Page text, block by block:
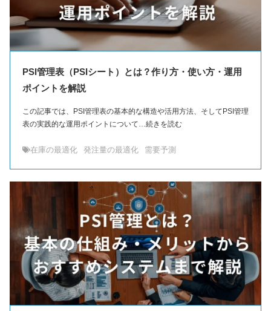
PSI管理表（PSIシート）とは？作り方・使い方・運用
ポイントを解説
この記事では、PSI管理表の基本的な構造や活用方法、そしてPSI管理
表の実践的な運用ポイントについて…続きを読む
在庫の最適化 発注量の最適化 需要予測